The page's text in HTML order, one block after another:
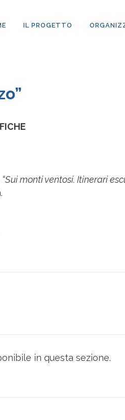
IL PROGETTO
“Sui monti ventosi. Itinerari
in questa sezione.